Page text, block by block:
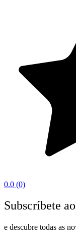
0.0 (0)
Subscríbete
e descubre todas as